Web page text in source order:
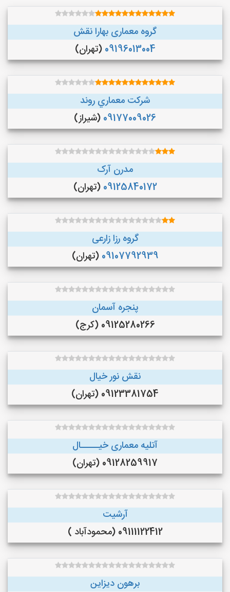
گروه معماری بهارا نقش
09196013004 (تهران)
شركت معماري روند
09177009026 (شیراز)
مدرن آرک
09125840172 (تهران)
گروه رزا زارعی
09107792939 (تهران)
پنجره آسمان
09125280266 (کرج)
نقش نور خیال
09123381754 (تهران)
آتلیه معماری خیـــــال
09128259917 (تهران)
آرشیت
09111122412 (محمودآباد )
برهون دیزاین